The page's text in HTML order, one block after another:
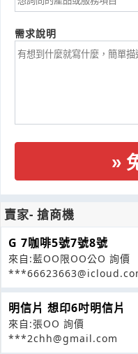
需求說明
賣家- 搶商機
G 7咖啡5號7號8號
來自:藍OO限OO公O 詢價
明信片 想印6吋明信片
來自:張OO 詢價
***2chh@gmail.com